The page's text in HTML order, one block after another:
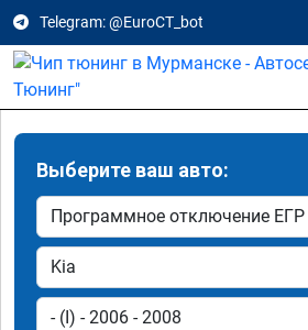
Telegram: @EuroCT_bot
Выберите ваш авто: